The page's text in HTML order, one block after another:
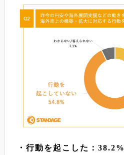
・行動を起こした：38.2%